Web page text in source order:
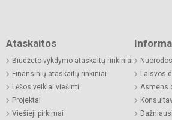
Ataskaitos
Biudžeto vykdymo ataskaitų rinkiniai
Finansinių ataskaitų rinkiniai
Lėšos veiklai viešinti
Projektai
Viešieji pirkimai
Nuorodos
Laisvos
Asmens